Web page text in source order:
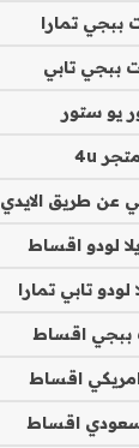
ببجي تمارا
ببجي تابي
يو ستور
متجر 4u
عن طريق الايدي
لودو اقساط
تابي تمارا
اقساط
امريكي اقساط
سعودي اقساط